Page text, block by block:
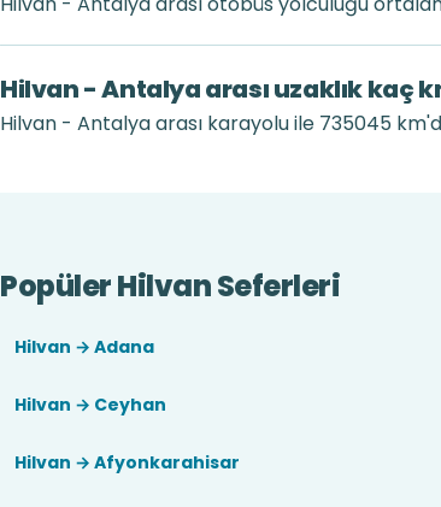
Hilvan - Antalya arası uzaklık kaç
Hilvan - Antalya arası karayolu ile 735045
Popüler Hilvan Seferleri
Hilvan → Adana
Hilvan → Ceyhan
Hilvan → Afyonkarahisar